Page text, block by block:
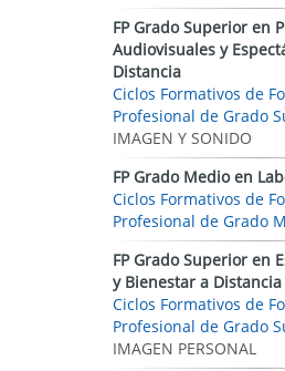
FP Grado Superior en
Audiovisuales y
Distancia
Ciclos Formativos de
Profesional de Grado
IMAGEN Y SONIDO
FP Grado Medio en
Ciclos Formativos de
Profesional de Grado
FP Grado Superior en
y Bienestar a Distancia
Ciclos Formativos de
Profesional de Grado
IMAGEN PERSONAL